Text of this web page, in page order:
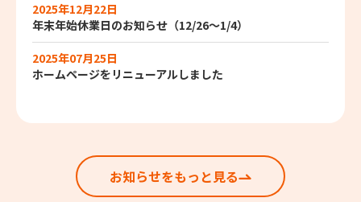
2025年12月22日
年末年始休業日のお知らせ（12/26～1/4）
2025年07月25日
ホームページをリニューアルしました
お知らせをもっと見る